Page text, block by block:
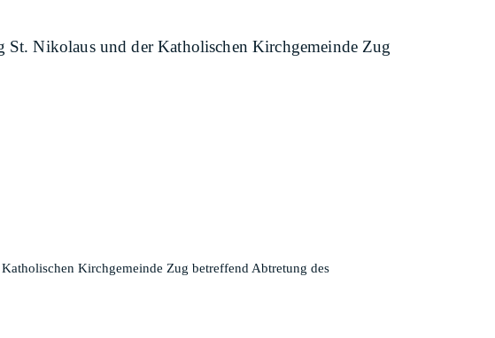
Nikolaus und der Katholischen Kirchgemeinde Zug
Kirchgemeinde Zug betreffend Abtretung des